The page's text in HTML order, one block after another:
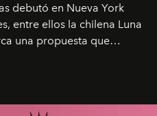
debutó en Nueva York
entre ellos la chilena Luna
una propuesta que